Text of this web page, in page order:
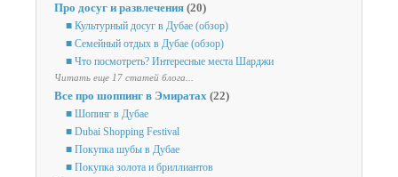
Про досуг и развлечения (20)
■ Культурный досуг в Дубае (обзор)
■ Семейный отдых в Дубае (обзор)
■ Что посмотреть? Интересные места Шарджи
Читать еще 17 статей блога...
Все про шоппинг в Эмиратах (22)
■ Шопинг в Дубае
■ Dubai Shopping Festival
■ Покупка шубы в Дубае
■ Покупка золота и бриллиантов